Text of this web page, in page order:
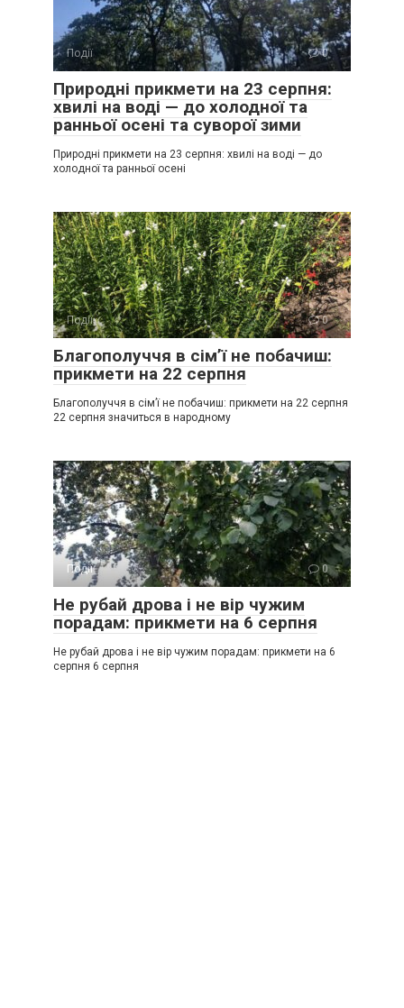
Події 0
Природні прикмети на 23 серпня:
хвилі на воді — до холодної та
ранньої осені та суворої зими
Природні прикмети на 23 серпня: хвилі на воді — до
холодної та ранньої осені
Події 0
Благополуччя в сім’ї не побачиш:
прикмети на 22 серпня
Благополуччя в сім’ї не побачиш: прикмети на 22 серпня
22 серпня значиться в народному
Події 0
Не рубай дрова і не вір чужим
порадам: прикмети на 6 серпня
Не рубай дрова і не вір чужим порадам: прикмети на 6
серпня 6 серпня